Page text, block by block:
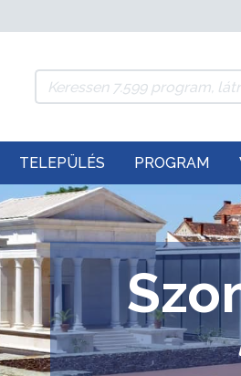
TELEPÜLÉS PROGRAM